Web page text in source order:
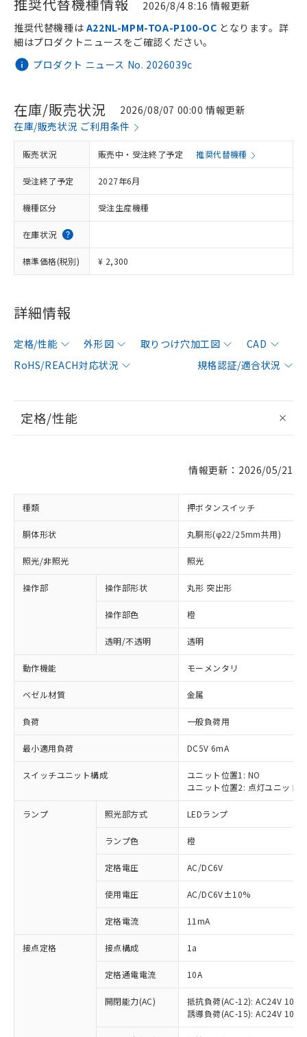
2026/8/4 8:16 情報更新
プロダクト ニュース No. 2026039c
推奨代替機種は A22NL-MPM-TOA-P100-OC となります。詳
細はプロダクトニュースをご確認ください。
在庫/販売状況
2026/08/07 00:00 情報更新
在庫/販売状況 ご利用条件
販売状況 販売中・受注終了予定 推奨代替機種
受注終了予定 2027年6月
機種区分 受注生産機種
在庫状況
標準価格(税別) ¥ 2,300
詳細情報
定格/性能 外形図 取りつけ穴加工図
CAD
RoHS/REACH対応状況
規格認証/適合状況
定格/性能
情報更新：2026/05/21
種類 押ボタンスイッチ
胴体形状 丸胴形(φ22/25mm共用)
照光/非照光 照光
操作部 操作部形状 丸形 突出形
操作部色 橙
透明/不透明 透明
動作機能 モーメンタリ
ベゼル材質 金属
負荷 一般負荷用
最小適用負荷 DC5V 6mA
スイッチユニット構成
ユニット位置1: NO
ユニット位置2: 点灯ユニット
ランプ 照光部方式 LEDランプ
ランプ色 橙
定格電圧 AC/DC6V
使用電圧 AC/DC6V±10%
定格電流 11mA
接点定格 接点構成 1a
定格通電電流 10A
開閉能力(AC)
抵抗負荷(AC-12): AC24V 10A/
誘導負荷(AC-15): AC24V
以下の条件をお読みいただき、同意のうえ
本サービスは、当社制御機器事業取扱
商品の当社在庫状況および標準価格
(税抜)を提供させていただくもので
当社制御機器事業取扱商品の中には、
本サービスの対象外となる商品もある
非含有に対応した製品が提供可能な商品で
対応予定：EU RoHS指令（10物質）の非含
有に対応した製品に切り替える予定のある
対応予定なし：EU RoHS指令（10物質）の
非含有に非対応の商品で、対応品を出す予
調査・確認中：EU RoHS指令（10物質）の
非含有の対応状況を調査中または確認中の
非該当品：ライセンス料など無形物で、有
害物質有無と関係のない商品です。
仕入先様の事情により、非含有部品として
「○」：最大均質材料含有率が中国RoHSの
基準値以下であることを示します。
「×」：最大均質材料含有率が中国RoHSの